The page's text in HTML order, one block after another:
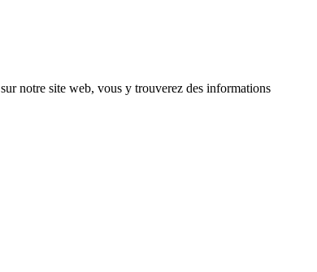
sur notre site web, vous y trouverez des informations